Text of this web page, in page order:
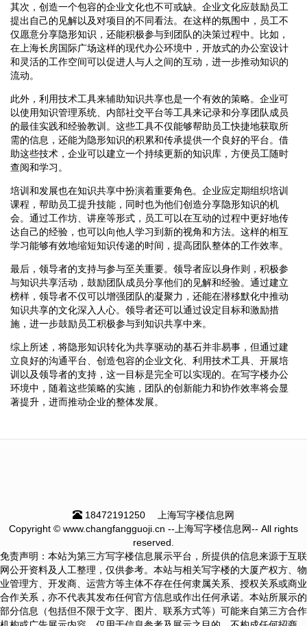
其次，创造一个包容的企业文化也不可或缺。企业文化应鼓励员工
提出自己的见解以及对项目的不同看法。在这样的氛围中，员工不
仅愿意分享隐形知识，还能积极参与到团队的决策过程中。比如，
在上海长房国际广场这样的现代办公环境中，开放式的办公室设计
和灵活的工作空间可以促进人与人之间的互动，进一步推动知识的
流动。
此外，利用技术工具来辅助知识共享也是一个有效的策略。企业可
以使用知识管理系统、内部社交平台等工具来记录和分享团队成员
的最佳实践和经验教训。这些工具不仅能够帮助员工快捷地获取所
需的信息，还能为隐形知识的积累和传承提供一个良好的平台。借
助这些技术，企业可以建立一个持续更新的知识库，方便员工随时
查阅和学习。
培训和发展也在知识共享中扮演着重要角色。企业应定期组织培训
课程，帮助员工提升技能，同时也为他们创造分享隐形知识的机
会。通过工作坊、讲座等形式，员工可以在互动的过程中更好地传
达自己的经验，也可以向他人学习到新的视角和方法。这样的相互
学习能够有效地缩短知识传递的时间，提高团队整体的工作效率。
最后，领导者的支持与参与至关重要。领导者应以身作则，积极参
与知识共享活动，鼓励团队成员分享他们的见解和经验。通过建立
榜样，领导者不仅可以增强团队的凝聚力，还能在潜移默化中推动
知识共享的文化深入人心。领导者还可以通过设定目标和激励措
施，进一步鼓励员工积极参与到知识共享中来。
综上所述，将隐形知识转化为共享驱动的基石并非易事，但通过建
立良好的沟通平台、创造包容的企业文化、利用技术工具、开展培
训以及领导者的支持，这一目标是完全可以实现的。在写字楼办公
环境中，随着这些策略的实施，团队的创新能力和协作效率将会显
著提升，进而推动企业的整体发展。
18472191250
上海写字楼信息网
Copyright © www.changfangguoji.cn --上海写字楼信息网-- All rights
reserved.
免责声明：本站为第三方写字楼信息展示平台，所提供的信息来源于互联
网公开资料及人工整理，仅供参考。本站与相关写字楼的大厦产权方、物
业管理方、开发商、运营方等主体不存在任何隶属关系、授权关系或商业
合作关系，亦不代表其发布任何官方信息或作出任何承诺。本站所展示的
部分信息（包括但不限于文字、图片、联系方式等）可能来自第三方合作